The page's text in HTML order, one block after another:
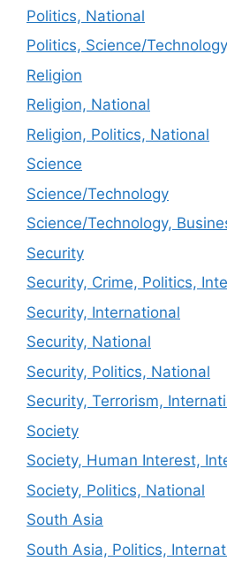
Politics, National
Politics, Science/
Religion
Religion, National
Religion, Politics, National
Science
Science/Technology
Science/Technology,
Security
Security, Crime, Politics,
Security, International
Security, National
Security, Politics, National
Security, Terrorism,
Society
Society, Human Interest,
Society, Politics, National
South Asia
South Asia, Politics,